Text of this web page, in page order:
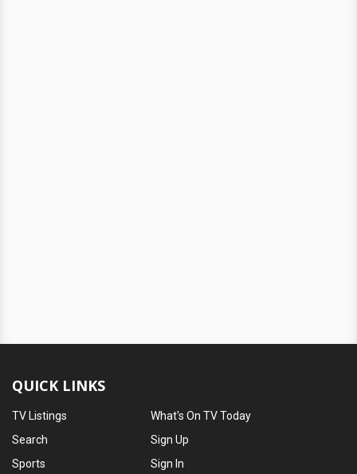
QUICK LINKS
TV Listings
Search
Sports
What's On TV Today
Sign Up
Sign In